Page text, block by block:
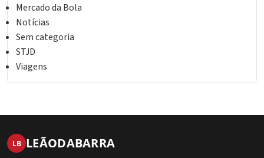
Mercado da Bola
Notícias
Sem categoria
STJD
Viagens
LB LEÃODABARRA